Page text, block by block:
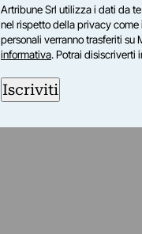
Artribune Srl utilizza i dati da
nel rispetto della privacy come
personali verranno trasferiti su
informativa. Potrai disiscriverti
Iscriviti